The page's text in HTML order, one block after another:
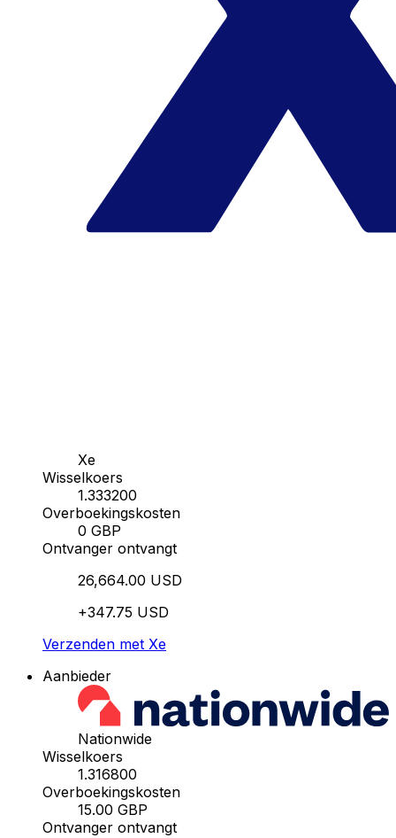
Xe
Wisselkoers
1.333200
Overboekingskosten
0 GBP
Ontvanger ontvangt
26,664.00 USD
+347.75 USD
Verzenden met Xe
Aanbieder
Nationwide
Wisselkoers
1.316800
Overboekingskosten
15.00 GBP
Ontvanger ontvangt